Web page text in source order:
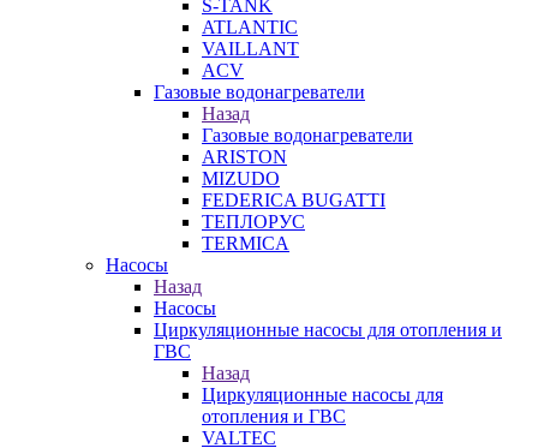
S-TANK
ATLANTIC
VAILLANT
ACV
Газовые водонагреватели
Назад
Газовые водонагреватели
ARISTON
MIZUDO
FEDERICA BUGATTI
ТЕПЛОРУС
TERMICA
Насосы
Назад
Насосы
Циркуляционные насосы для отопления и
ГВС
Назад
Циркуляционные насосы для
отопления и ГВС
VALTEC